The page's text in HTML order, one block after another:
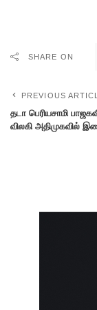
SHARE ON
PREVIOUS
தடா பெரியசாமி
விலகி அதிமுகவில்